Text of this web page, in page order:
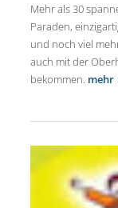
Mehr als 30
Paraden,
und noch viel
auch mit der
bekommen. mehr